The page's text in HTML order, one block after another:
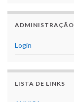
ADMINISTRAÇÃO
Login
LISTA DE LINKS